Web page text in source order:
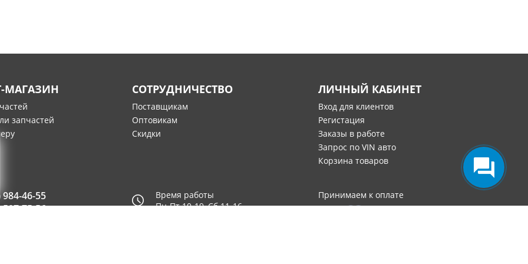
МАГАЗИН
запчастей
СОТРУДНИЧЕСТВО
Поставщикам
Оптовикам
Скидки
ЛИЧНЫЙ КАБИНЕТ
Вход для клиентов
Регистация
Заказы в работе
Запрос по VIN авто
Корзина товаров
984-46-55
507-75-56
Время работы
Пн-Пт 10-19, Сб 11-16
Принимаем к оплате